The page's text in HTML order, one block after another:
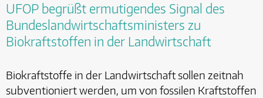
UFOP begrüßt ermutigendes Signal des
Bundeslandwirtschaftsministers zu
Biokraftstoffen in der Landwirtschaft
Biokraftstoffe in der Landwirtschaft sollen zeitnah
subventioniert werden, um von fossilen Kraftstoffen